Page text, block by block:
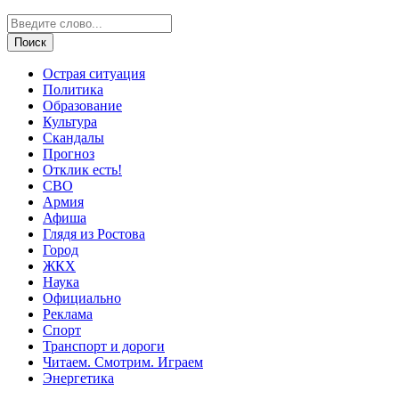
Острая ситуация
Политика
Образование
Культура
Скандалы
Прогноз
Отклик есть!
СВО
Армия
Афиша
Глядя из Ростова
Город
ЖКХ
Наука
Официально
Реклама
Спорт
Транспорт и дороги
Читаем. Смотрим. Играем
Энергетика